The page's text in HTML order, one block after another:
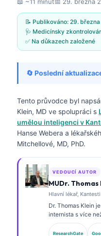
📝 Publikováno: 29.
🩺 Medicínsky
✅ Na důkazech založené
🔄 Poslední
Tento průvodce byl
Klein, MD ve spolupráci s
umělou inteligenci v
Hanse Webera a
Mitchellové, MD, PhD.
VEDOUCÍ AUTOR
MUDr. Thomas
Hlavní lékař, Kantesti
Dr. Thomas Klein
internista s více
medicíně a
inteligence. Jako
ResearchGate